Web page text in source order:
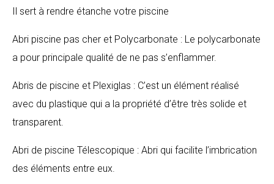
Il sert à rendre étanche votre piscine
Abri piscine pas cher et Polycarbonate : Le polycarbonate
a pour principale qualité de ne pas s’enflammer.
Abris de piscine et Plexiglas : C’est un élément réalisé
avec du plastique qui a la propriété d’être très solide et
transparent.
Abri de piscine Télescopique : Abri qui facilite l’imbrication
des éléments entre eux.